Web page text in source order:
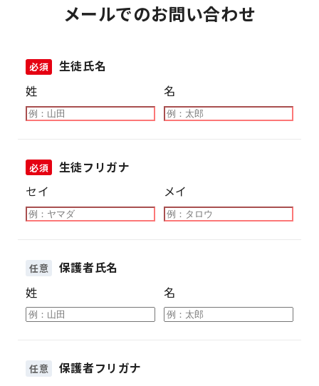
メールでのお問い合わせ
必須
生徒氏名
姓
名
必須
生徒フリガナ
セイ
メイ
任意
保護者氏名
姓
名
任意
保護者フリガナ